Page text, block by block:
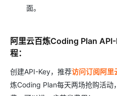
面。
阿里云百炼Coding Plan
程：
创建API-Key，推荐访问订阅阿
炼Coding Plan每天两场抢购活